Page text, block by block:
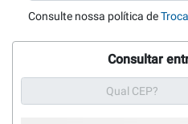
Consulte nossa política de
Consultar